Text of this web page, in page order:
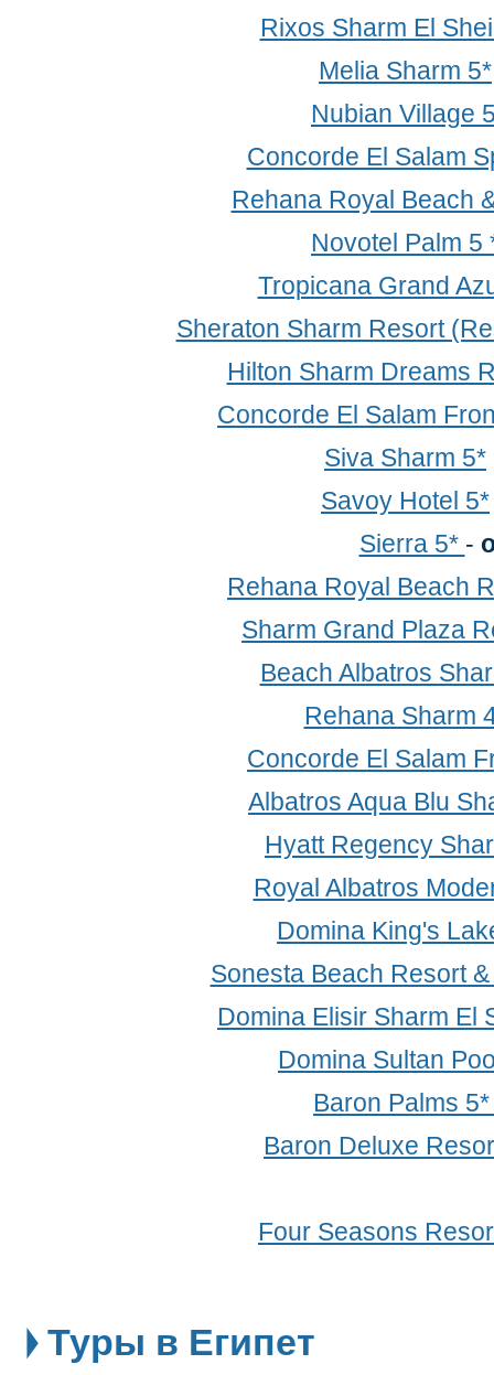
Rixos Sharm El
Melia Sharm 5*
Nubian Village
Concorde El Salam
Rehana Royal Beach
Novotel Palm 5
Tropicana Grand
Sheraton Sharm Resort
Hilton Sharm Dreams
Concorde El Salam
Siva Sharm 5*
Savoy Hotel 5*
Sierra 5* -
Rehana Royal Beach
Sharm Grand Plaza
Beach Albatros
Rehana Sharm
Concorde El Salam
Albatros Aqua Blu
Hyatt Regency
Royal Albatros
Domina King's
Sonesta Beach Resort
Domina Elisir Sharm El
Domina Sultan
Baron Palms
Baron Deluxe
Four Seasons
Туры в Египет